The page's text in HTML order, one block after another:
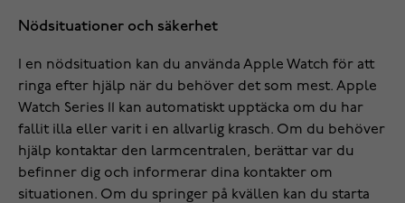
Nödsituationer och säkerhet
I en nödsituation kan du använda Apple Watch för att
ringa efter hjälp när du behöver det som mest. Apple
Watch Series 11 kan automatiskt upptäcka om du har
fallit illa eller varit i en allvarlig krasch. Om du behöver
hjälp kontaktar den larmcentralen, berättar var du
befinner dig och informerar dina kontakter om
situationen. Om du springer på kvällen kan du starta